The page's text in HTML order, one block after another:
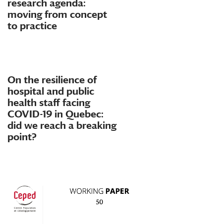
research agenda:
moving from concept
to practice
On the resilience of
hospital and public
health staff facing
COVID-19 in Quebec:
did we reach a breaking
point?